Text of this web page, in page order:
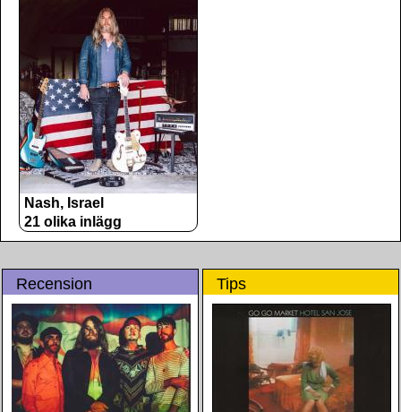
Nash, Israel
21 olika inlägg
Recension Tips